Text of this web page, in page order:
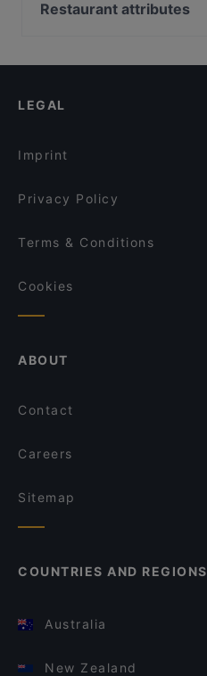
TAT Restaurant
Lang Xua Restaurant
Ryu
Stock und Stein
Cello Cafe
Restaurant attributes
Lively in Berlin
LEGAL
Imprint
Privacy Policy
Terms & Conditions
Cookies
ABOUT
Contact
Careers
Sitemap
COUNTRIES AND REGIONS
Australia
New Zealand